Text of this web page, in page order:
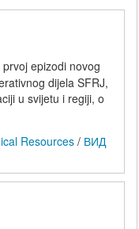
epizodi novog
dijela SFRJ,
u svijetu i regiji, o
Resources / ВИД